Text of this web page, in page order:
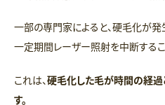
一部の専門家によると、硬毛化が
一定期間レーザー照射を中断するこ
これは、硬毛化した毛が時間の経
す。